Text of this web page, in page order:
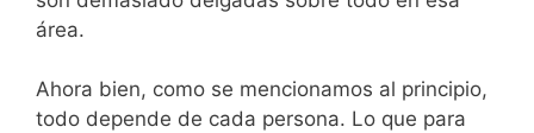
área.
Ahora bien, como se mencionamos al principio,
todo depende de cada persona. Lo que para